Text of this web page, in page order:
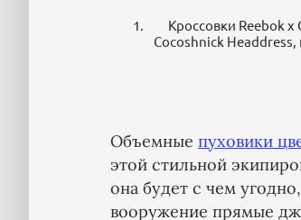
Кроссовки Reebok
Cocoshnick Headdress,
Объемные пуховики
этой стильной
она будет с чем
вооружение прямые